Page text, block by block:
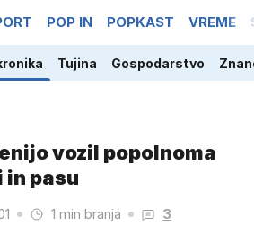
POP IN POPKAST VREME
Tujina Gospodarstvo
vozil popolnoma
in pasu
1 min branja 3